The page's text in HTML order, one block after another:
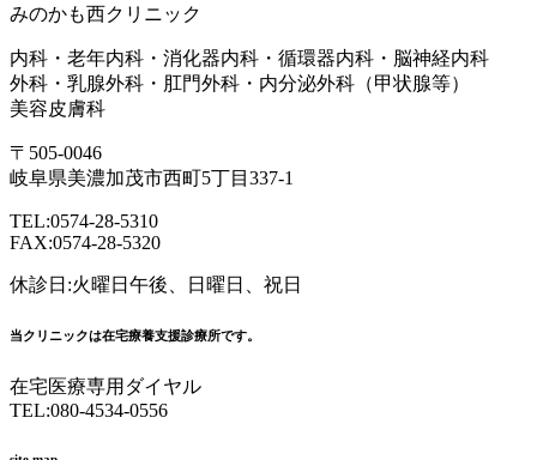
みのかも西クリニック
内科・老年内科・消化器内科・循環器内科・脳神経内科
外科・乳腺外科・肛門外科・内分泌外科（甲状腺等）
美容皮膚科
〒505-0046
岐阜県美濃加茂市西町5丁目337-1
TEL:0574-28-5310
FAX:0574-28-5320
休診日:火曜日午後、日曜日、祝日
当クリニックは在宅療養支援診療所です。
在宅医療専用ダイヤル
TEL:080-4534-0556